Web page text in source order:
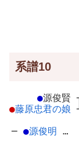
系譜10
●源俊賢
●藤原忠君の娘
─ ●源俊明 …